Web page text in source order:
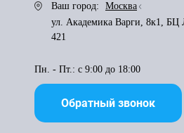
Ваш город:
Москва
ул. Академика Варги, 8к1, БЦ
421
Пн. - Пт.: с 9:00 до 18:00
Обратный звонок